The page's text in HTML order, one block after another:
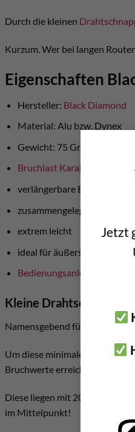
Jetzt
Durch die kleinen
Kurzum. Wer bei langen
Eigenschaften
Hersteller: Black Diamond
Material: Alu bzw. Dynex
Gewicht: 75 Gramm
Bruchlast Karabiner
längs
verlängerbare Express für
zusammengelegt (20cm)
extrem leicht
ideal für äußerste
Bedienungsanleitung
Kleine Drahtschnapper
Namensgebend für die Black
Um diese minimale Größe zu
Bruchwerte erreichen.
Diese liegen mit 20kN bzw.
im Mittelpunkt!